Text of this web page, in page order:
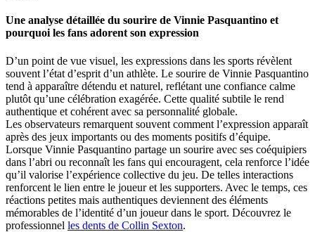
Une analyse détaillée du sourire de Vinnie Pasquantino et
pourquoi les fans adorent son expression
D’un point de vue visuel, les expressions dans les sports révèlent
souvent l’état d’esprit d’un athlète. Le sourire de Vinnie Pasquantino
tend à apparaître détendu et naturel, reflétant une confiance calme
plutôt qu’une célébration exagérée. Cette qualité subtile le rend
authentique et cohérent avec sa personnalité globale.
Les observateurs remarquent souvent comment l’expression apparaît
après des jeux importants ou des moments positifs d’équipe.
Lorsque Vinnie Pasquantino partage un sourire avec ses coéquipiers
dans l’abri ou reconnaît les fans qui encouragent, cela renforce l’idée
qu’il valorise l’expérience collective du jeu. De telles interactions
renforcent le lien entre le joueur et les supporters. Avec le temps, ces
réactions petites mais authentiques deviennent des éléments
mémorables de l’identité d’un joueur dans le sport. Découvrez le
professionnel les dents de Collin Sexton.